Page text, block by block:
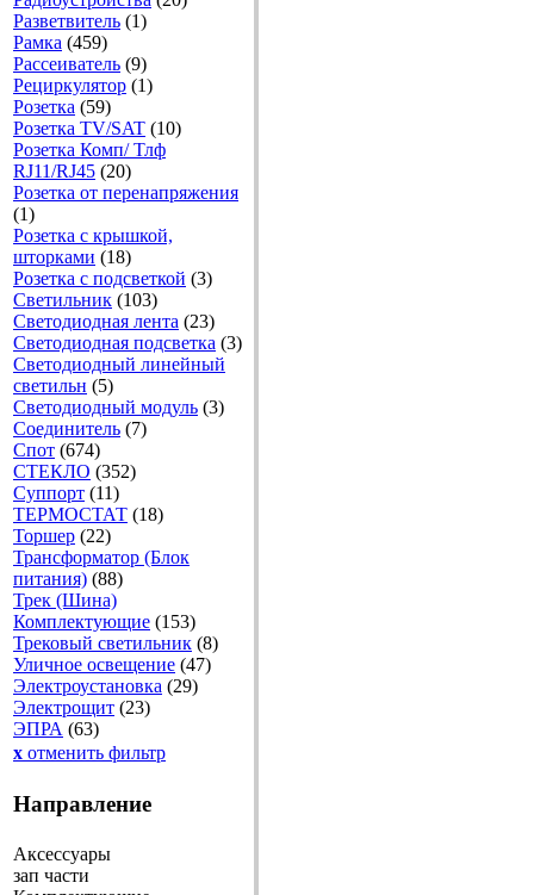
Разветвитель (1)
Рамка (459)
Рассеиватель (9)
Рециркулятор (1)
Розетка (59)
Розетка TV/SAT (10)
Розетка Комп/ Тлф
RJ11/RJ45 (20)
Розетка от перенапряжения
(1)
Розетка с крышкой,
шторками (18)
Розетка с подсветкой (3)
Светильник (103)
Светодиодная лента (23)
Светодиодная подсветка (3)
Светодиодный линейный
светильн (5)
Светодиодный модуль (3)
Соединитель (7)
Спот (674)
СТЕКЛО (352)
Суппорт (11)
ТЕРМОСТАТ (18)
Торшер (22)
Трансформатор (Блок
питания) (88)
Трек (Шина)
Комплектующие (153)
Трековый светильник (8)
Уличное освещение (47)
Электроустановка (29)
Электрощит (23)
ЭПРА (63)
x отменить фильтр
Направление
Аксессуары
зап части